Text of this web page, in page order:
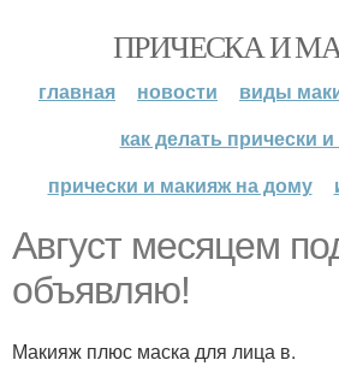
ПРИЧЕСКА И
главная новости
виды
как делать прически
прически и макияж на дому
Август месяцем
объявляю!
Макияж плюс маска для лица в.